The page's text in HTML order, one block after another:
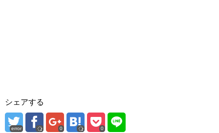
シェアする
error 0 0